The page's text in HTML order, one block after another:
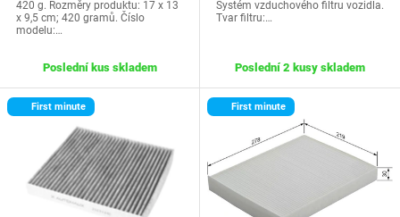
420 g. Rozměry produktu: 17 x 13
x 9,5 cm; 420 gramů. Číslo
modelu:…
Poslední kus skladem
Systém vzduchového filtru vozidla.
Tvar filtru:…
Poslední 2 kusy skladem
First minute First minute